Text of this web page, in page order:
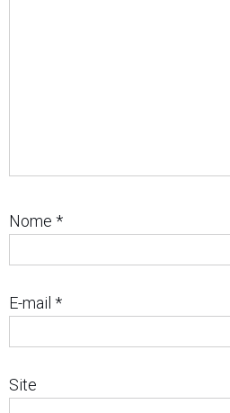
Nome *
E-mail *
Site